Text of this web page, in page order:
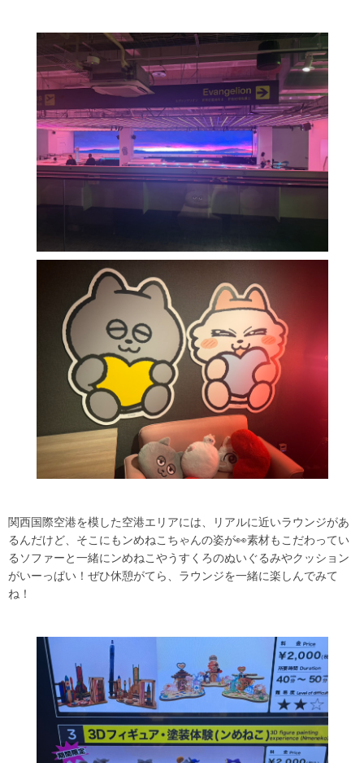
関西国際空港を模した空港エリアには、リアルに近いラウンジがあ
るんだけど、そこにもンめねこちゃんの姿が👀素材もこだわってい
るソファーと一緒にンめねこやうすくろのぬいぐるみやクッション
がいーっぱい！ぜひ休憩がてら、ラウンジを一緒に楽しんでみて
ね！